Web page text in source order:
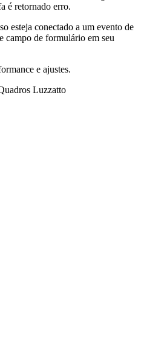
é retornado erro.
esteja conectado a um evento de
campo de formulário em seu
e ajustes.
Luzzatto